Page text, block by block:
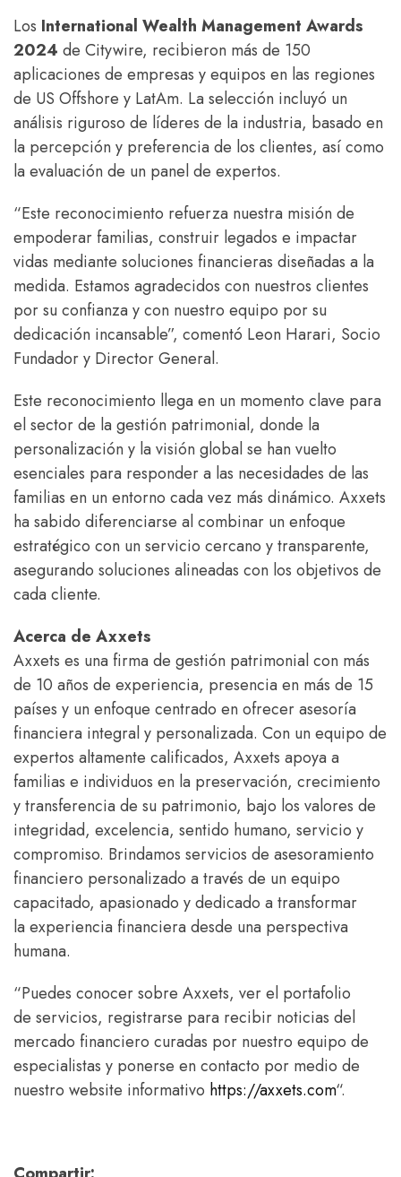
Los International Wealth Management Awards
2024 de Citywire, recibieron más de 150
aplicaciones de empresas y equipos en las regiones
de US Offshore y LatAm. La selección incluyó un
análisis riguroso de líderes de la industria, basado en
la percepción y preferencia de los clientes, así como
la evaluación de un panel de expertos.
“Este reconocimiento refuerza nuestra misión de
empoderar familias, construir legados e impactar
vidas mediante soluciones financieras diseñadas a la
medida. Estamos agradecidos con nuestros clientes
por su confianza y con nuestro equipo por su
dedicación incansable”, comentó Leon Harari, Socio
Fundador y Director General.
Este reconocimiento llega en un momento clave para
el sector de la gestión patrimonial, donde la
personalización y la visión global se han vuelto
esenciales para responder a las necesidades de las
familias en un entorno cada vez más dinámico. Axxets
ha sabido diferenciarse al combinar un enfoque
estratégico con un servicio cercano y transparente,
asegurando soluciones alineadas con los objetivos de
cada cliente.
Acerca de Axxets
Axxets es una firma de gestión patrimonial con más
de 10 años de experiencia, presencia en más de 15
países y un enfoque centrado en ofrecer asesoría
financiera integral y personalizada. Con un equipo de
expertos altamente calificados, Axxets apoya a
familias e individuos en la preservación, crecimiento
y transferencia de su patrimonio, bajo los valores de
integridad, excelencia, sentido humano, servicio y
compromiso. Brindamos servicios de asesoramiento
financiero personalizado a través de un equipo
capacitado, apasionado y dedicado a transformar
la experiencia financiera desde una perspectiva
humana.
“Puedes conocer sobre Axxets, ver el portafolio
de servicios, registrarse para recibir noticias del
mercado financiero curadas por nuestro equipo de
especialistas y ponerse en contacto por medio de
nuestro website informativo https://axxets.com“.